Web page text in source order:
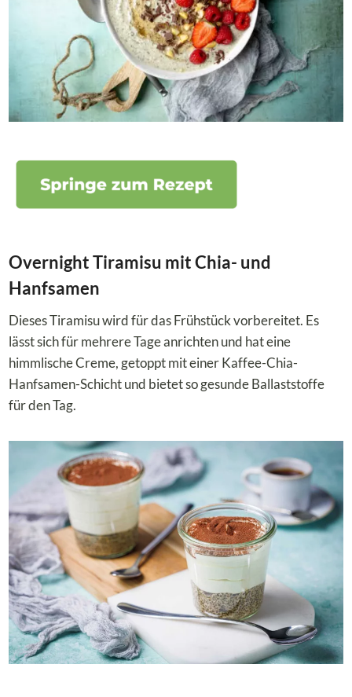
Overnight Tiramisu mit Chia- und
Hanfsamen
Dieses Tiramisu wird für das Frühstück vorbereitet. Es
lässt sich für mehrere Tage anrichten und hat eine
himmlische Creme, getoppt mit einer Kaffee-Chia-
Hanfsamen-Schicht und bietet so gesunde Ballaststoffe
für den Tag.